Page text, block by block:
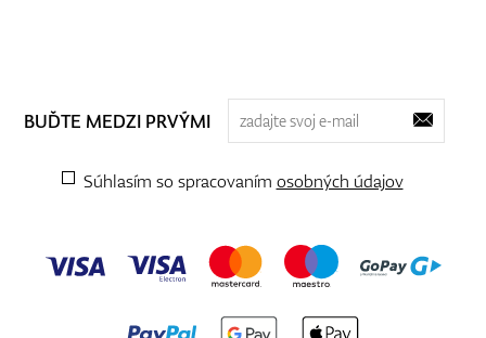
BUĎTE MEDZI PRVÝMI
Súhlasím so spracovaním osobných údajov